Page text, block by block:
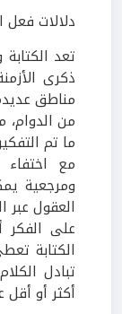
دلالات فعل
تعد الكتابة
ذكرى
مناطق
من الدوام،
ما تم
مع اختفاء
ومرجعية
العقول عبر
على
الكتابة
تبادل
أكثر أو أقل